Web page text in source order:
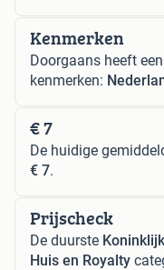
Kenmerken
Doorgaans heeft een
kenmerken:
€ 7
De huidige
€ 7.
Prijscheck
De duurste
Huis en Royalty